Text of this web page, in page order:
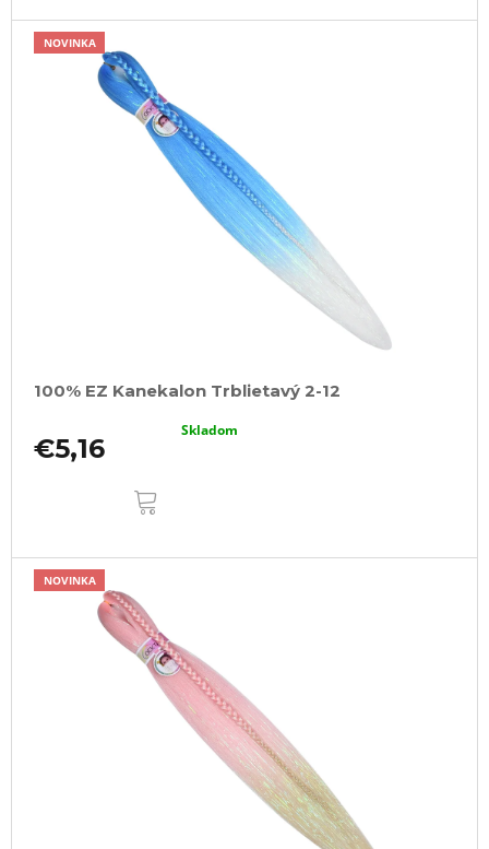
NOVINKA
100% EZ Kanekalon Trblietavý 2-12
€5,16
Skladom
NOVINKA